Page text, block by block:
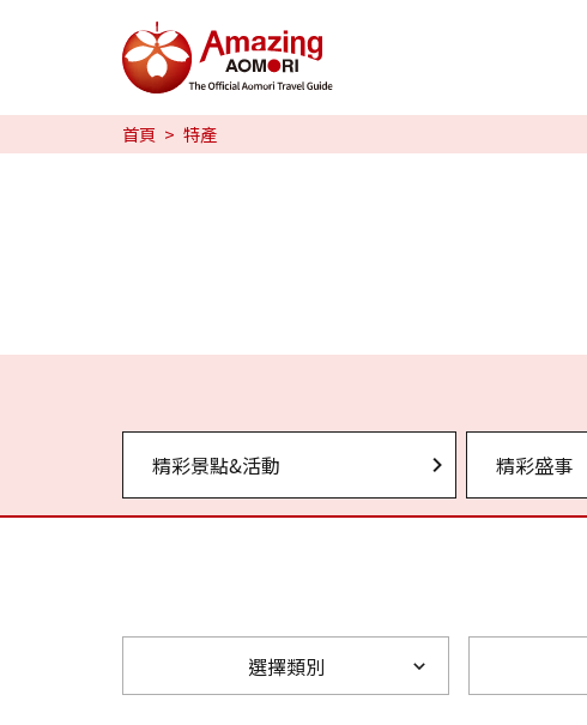
特輯
旅行攻略
首頁 特產
精彩景點&活動 精彩盛事
選擇類別